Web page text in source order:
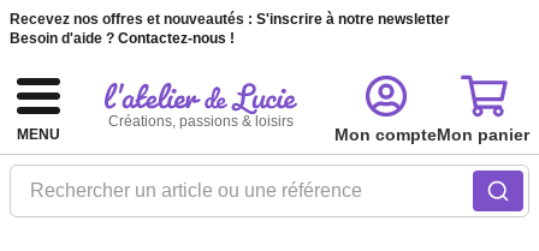
Recevez nos offres et nouveautés : S'inscrire à notre newsletter
Besoin d'aide ? Contactez-nous !
MENU
Créations, passions & loisirs
Rechercher un article ou une référence
Mon compteMon panier